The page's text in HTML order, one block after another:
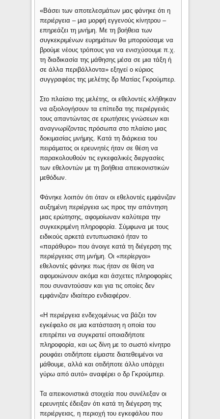
«Βάσει των αποτελεσμάτων μας φάνηκε ότι η
περιέργεια – μια μορφή εγγενούς κίνητρου –
επηρεάζει τη μνήμη. Με τη βοήθεια των
συγκεκριμένων ευρημάτων θα μπορούσαμε να
βρούμε νέους τρόπους για να ενισχύσουμε π.χ.
τη διαδικασία της μάθησης μέσα σε μια τάξη ή
σε άλλα περιβάλλοντα» εξηγεί ο κύριος
συγγραφέας της μελέτης δρ Ματίας Γκρούμπερ.
Στο πλαίσιο της μελέτης, οι εθελοντές κλήθηκαν
να αξιολογήσουν τα επίπεδα της περιέργειάς
τους απαντώντας σε ερωτήσεις γνώσεων και
αναγνωρίζοντας πρόσωπα στο πλαίσιο μιας
δοκιμασίας μνήμης. Κατά τη διάρκεια του
πειράματος οι ερευνητές ήταν σε θέση να
παρακολουθούν τις εγκεφαλικές διεργασίες
των εθελοντών με τη βοήθεια απεικονιστικών
μεθόδων.
Φάνηκε λοιπόν ότι όταν οι εθελοντές εμφάνιζαν
αυξημένη περιέργεια ως προς την απάντηση
μιας ερώτησης, αφομοίωναν καλύτερα την
συγκεκριμένη πληροφορία. Σύμφωνα με τους
ειδικούς αρκετά εντυπωσιακό ήταν το
«παράθυρο» που άνοιγε κατά τη διέγερση της
περιέργειας στη μνήμη. Οι «περίεργοι»
εθελοντές φάνηκε πως ήταν σε θέση να
αφομοιώνουν ακόμα και άσχετες πληροφορίες
που συναντούσαν και για τις οποίες δεν
εμφάνιζαν ιδιαίτερο ενδιαφέρον.
«Η περιέργεια ενδεχομένως να βάζει τον
εγκέφαλο σε μια κατάσταση η οποία του
επιτρέπει να συγκρατεί οποιαδήποτε
πληροφορία, και ως δίνη με το σωστό κίνητρο
ρουφάει οτιδήποτε είμαστε διατεθειμένοι να
μάθουμε, αλλά και οτιδήποτε άλλο υπάρχει
γύρω από αυτό» αναφέρει ο δρ Γκρούμπερ.
Τα απεικονιστικά στοιχεία που συνέλεξαν οι
ερευνητές έδειξαν ότι κατά τη διέγερση της
περιέργειας, η περιοχή του εγκεφάλου που